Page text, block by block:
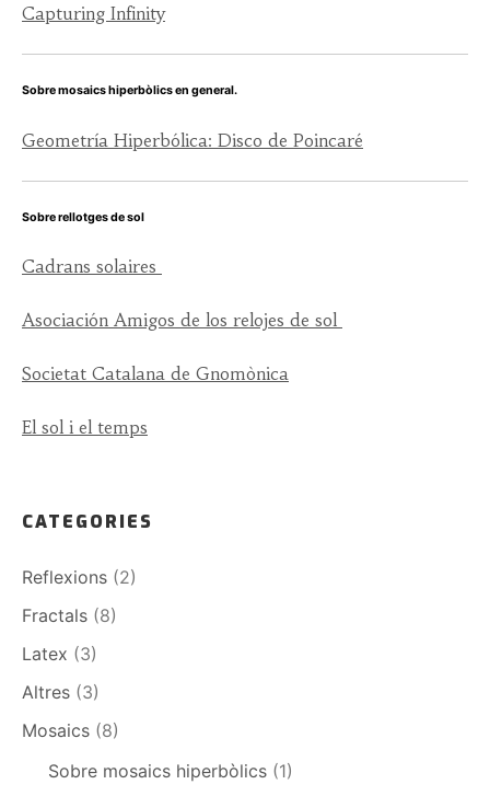
Capturing Infinity
Sobre mosaics hiperbòlics en general.
Geometría Hiperbólica: Disco de Poincaré
Sobre rellotges de sol
Cadrans solaires
Asociación Amigos de los relojes de sol
Societat Catalana de Gnomònica
El sol i el temps
CATEGORIES
Reflexions (2)
Fractals (8)
Latex (3)
Altres (3)
Mosaics (8)
Sobre mosaics hiperbòlics (1)